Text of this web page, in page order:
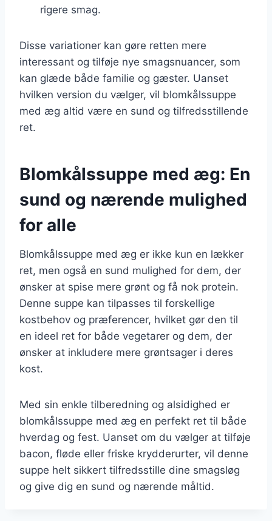
rigere smag.
Disse variationer kan gøre retten mere
interessant og tilføje nye smagsnuancer, som
kan glæde både familie og gæster. Uanset
hvilken version du vælger, vil blomkålssuppe
med æg altid være en sund og tilfredsstillende
ret.
Blomkålssuppe med æg: En
sund og nærende mulighed
for alle
Blomkålssuppe med æg er ikke kun en lækker
ret, men også en sund mulighed for dem, der
ønsker at spise mere grønt og få nok protein.
Denne suppe kan tilpasses til forskellige
kostbehov og præferencer, hvilket gør den til
en ideel ret for både vegetarer og dem, der
ønsker at inkludere mere grøntsager i deres
kost.
Med sin enkle tilberedning og alsidighed er
blomkålssuppe med æg en perfekt ret til både
hverdag og fest. Uanset om du vælger at tilføje
bacon, fløde eller friske krydderurter, vil denne
suppe helt sikkert tilfredsstille dine smagsløg
og give dig en sund og nærende måltid.